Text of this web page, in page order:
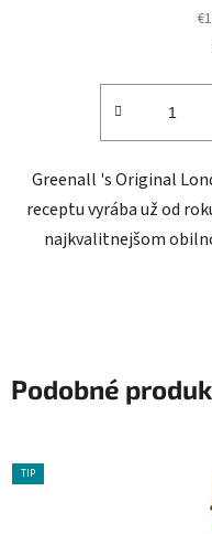
Greenall 's Original
receptu vyrába už od
najkvalitnejšom
Podobné
TIP